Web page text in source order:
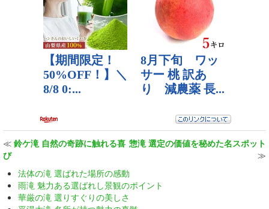
≪ 鈴ケ滝 自然の奇跡に触れる喜
び
惣滝 選定の価値を秘めた名スポット
≫
法体の滝 選ばれた場所の感動
雨滝 魅力ある選ばれし景観のポイント
華厳の滝 選りすぐりの美しさ